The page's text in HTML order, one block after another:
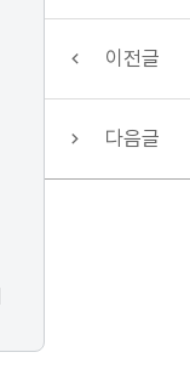
이전글
다음글